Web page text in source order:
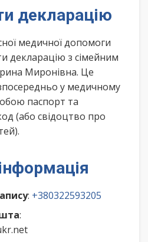
декларацію
медичної допомоги
декларацію з сімейним
Миронівна. Це
у медичному
паспорт та
(або свідоцтво про
: +380322593205
: